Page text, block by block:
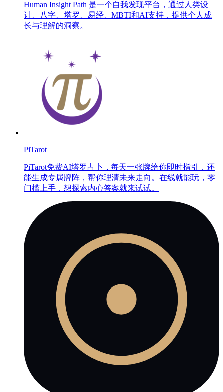
Human Insight Path 是一个自我发现平台，通过人类设
计、八字、塔罗、易经、MBTI和AI支持，提供个人成
长与理解的洞察。
PiTarot
PiTarot免费AI塔罗占卜，每天一张牌给你即时指引，还
能生成专属牌阵，帮你理清未来走向。在线就能玩，零
门槛上手，想探索内心答案就来试试。